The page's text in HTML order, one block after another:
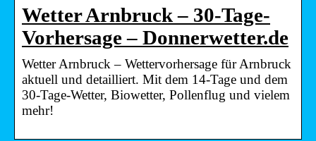
Wetter Arnbruck – 30-Tage-
Vorhersage – Donnerwetter.de
Wetter Arnbruck – Wettervorhersage für Arnbruck
aktuell und detailliert. Mit dem 14-Tage und dem
30-Tage-Wetter, Biowetter, Pollenflug und vielem
mehr!